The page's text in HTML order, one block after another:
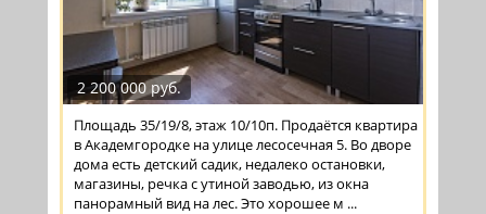
2 200 000 руб.
Площадь 35/19/8, этаж 10/10п. Продаётся квартира
в Академгородке на улице лесосечная 5. Во дворе
дома есть детский садик, недалеко остановки,
магазины, речка с утиной заводью, из окна
панорамный вид на лес. Это хорошее м ...